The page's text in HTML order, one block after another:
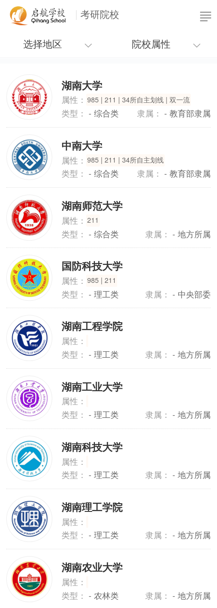
考研院校
选择地区 院校属性
湖南大学
属性： 985 | 211 | 34所自主划线 | 双一流
类型： - 综合类 隶属： - 教育部隶属
中南大学
属性： 985 | 211 | 34所自主划线
类型： - 综合类 隶属： - 教育部隶属
湖南师范大学
属性： 211
类型： - 综合类 隶属： - 地方所属
国防科技大学
属性： 985 | 211
类型： - 理工类 隶属： - 中央部委
湖南工程学院
属性：
类型： - 理工类 隶属： - 地方所属
湖南工业大学
属性：
类型： - 理工类 隶属： - 地方所属
湖南科技大学
属性：
类型： - 理工类 隶属： - 地方所属
湖南理工学院
属性：
类型： - 理工类 隶属： - 地方所属
湖南农业大学
属性：
类型： - 农林类 隶属： - 地方所属